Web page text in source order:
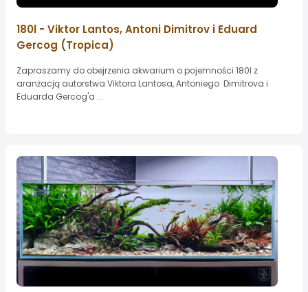
180l - Viktor Lantos, Antoni Dimitrov i Eduard
Gercog (Tropica)
Zapraszamy do obejrzenia akwarium o pojemności 180l z
aranżacją autorstwa Viktora Lantosa, Antoniego Dimitrova i
Eduarda Gercog'a ...